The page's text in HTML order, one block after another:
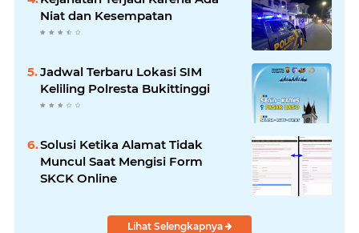
Niat dan Kesempatan
Jadwal Terbaru Lokasi SIM
Keliling Polresta Bukittinggi
Solusi Ketika Alamat Tidak
Muncul Saat Mengisi Form
SKCK Online
Lihat Selengkapnya